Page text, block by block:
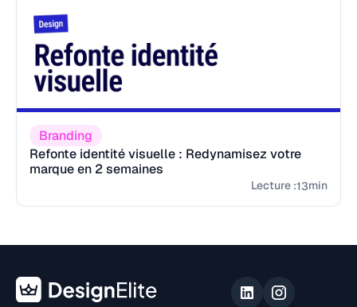
Branding
Refonte identité visuelle : Redynamisez votre
marque en 2 semaines
Lecture :13min